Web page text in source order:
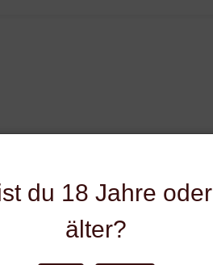
du 18 Jahre oder
älter?
sanft betonte Nuss, gebackenes